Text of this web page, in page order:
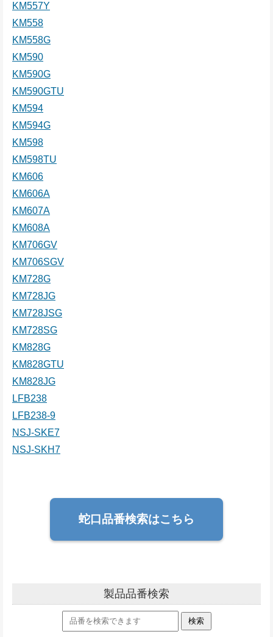
KM557Y
KM558
KM558G
KM590
KM590G
KM590GTU
KM594
KM594G
KM598
KM598TU
KM606
KM606A
KM607A
KM608A
KM706GV
KM706SGV
KM728G
KM728JG
KM728JSG
KM728SG
KM828G
KM828GTU
KM828JG
LFB238
LFB238-9
NSJ-SKE7
NSJ-SKH7
蛇口品番検索はこちら
製品品番検索